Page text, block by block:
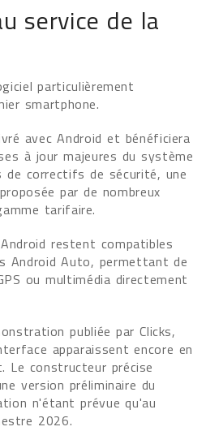
service de la
particulièrement
smartphone.
avec Android et bénéficiera
à jour majeures du système
de correctifs de sécurité, une
par de nombreux
tarifaire.
restent compatibles
Android Auto, permettant de
ou multimédia directement
publiée par Clicks,
apparaissent encore en
Le constructeur précise
version préliminaire du
n'étant prévue qu'au
2026.